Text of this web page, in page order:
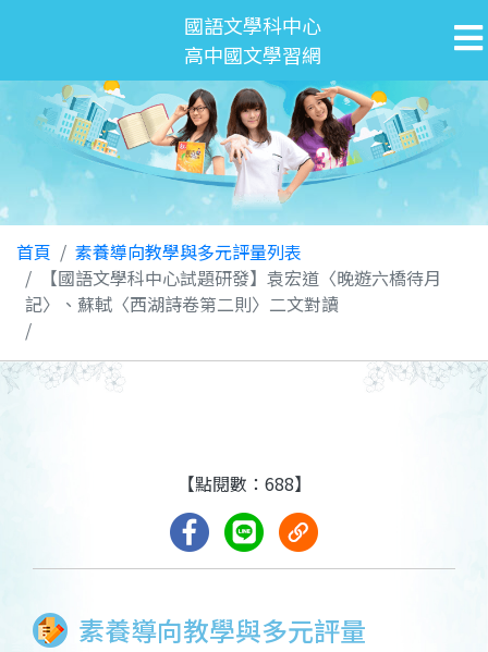
國語文學科中心
高中國文學習網
首頁
素養導向教學與多元評量列表
【國語文學科中心試題研發】袁宏道〈晚遊六橋待月
記〉、蘇軾〈西湖詩卷第二則〉二文對讀
【點閱數：688】
素養導向教學與多元評量